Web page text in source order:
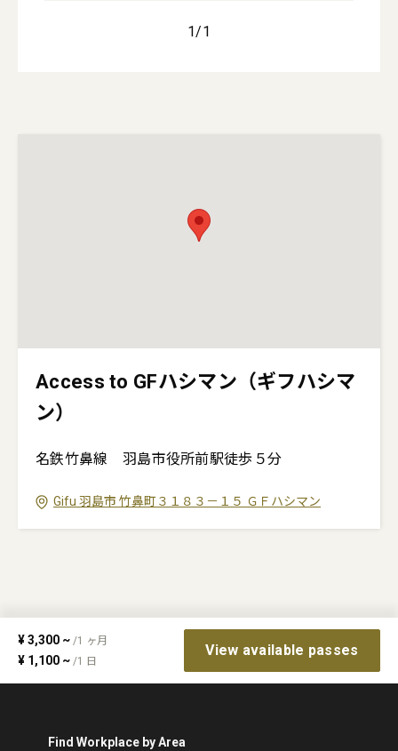
1/1
Access to GFハシマン（ギフハシマ
ン）
名鉄竹鼻線 羽島市役所前駅徒歩５分
Gifu 羽島市 竹鼻町３１８３－１５ ＧＦハシマン
¥3,300 ~ /1 ヶ月
¥ 1,100 ~ /1 日
View available passes
Find Workplace by Area